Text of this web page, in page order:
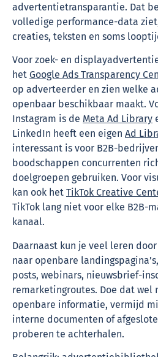
advertentietransparantie. Dat
volledige performance-data
creaties, teksten en soms
Voor zoek- en
het Google Ads Transparency
op adverteerder en zien welke
openbaar beschikbaar maakt.
Instagram is de Meta Ad Library
LinkedIn heeft een eigen Ad
interessant is voor B2B-
boodschappen concurrenten
doelgroepen gebruiken. Voor
kan ook het TikTok Creative
TikTok lang niet voor elke B2B-
kanaal.
Daarnaast kun je veel leren
naar openbare
posts, webinars, nieuwsbrief-
remarketingroutes. Doe dat wel
openbare informatie, vermijd
interne documenten of
proberen te achterhalen.